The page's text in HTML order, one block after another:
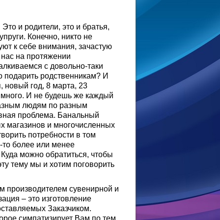
и родители, это и братья,
Конечно, никто не
к себе внимания, зачастую
на протяжении
с довольно-таки
родственникам? И
новый год, 8 марта, 23
И не будешь же каждый
людям по разным
проблема. Банальный
магазинов и многочисленных
потребности в том
то более или менее
можно обратиться, чтобы
тему мы и хотим поговорить
производителем сувенирной и
– это изготовление
Заказчиком.
симпатизирует Вам по тем